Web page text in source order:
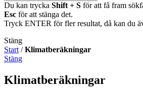
Du kan trycka Shift + S för att få fram
Esc för att stänga det.
Tryck ENTER för fler resultat, då kan du
Stäng
Start /Klimatberäkningar
Stäng
Klimatberäkningar